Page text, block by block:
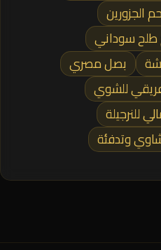
الجزورين
سوداني
بصل مصري
للشوي
للنرجيلة
وتدفئة